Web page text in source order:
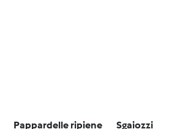
Pappardelle ripiene Sgaiozzi